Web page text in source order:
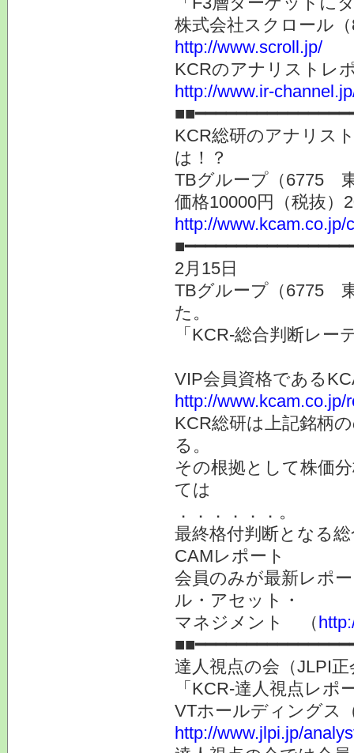
株式会社スクロール
http://www.scroll.jp/
KCRのアナリストレ
http://www.ir-
KCR総研のアナリス
は！？
TBグループ（6775
価格10000円（税抜）
http://www.kcam.co.jp/
2月15日
TBグループ（6775
た。
「KCR-総合判断レ
VIP会員資格である
http://www.kcam.co.jp/
KCR総研は上記銘柄
る。
その根拠として株価
ては
．．．．．．。
最終格付判断となる
CAMレポート
会員のみが最新レポ
ル・アセット・
マネジメント （
達人視点の会（JLPI
「KCR-達人視点レ
VTホールディングス
http://www.jlpi.jp/